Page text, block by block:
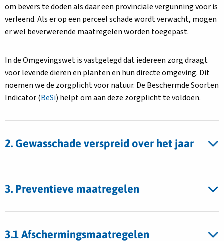
om bevers te doden als daar een provinciale vergunning voor is
verleend. Als er op een perceel schade wordt verwacht, mogen
er wel beverwerende maatregelen worden toegepast.
In de Omgevingswet is vastgelegd dat iedereen zorg draagt
voor levende dieren en planten en hun directe omgeving. Dit
noemen we de zorgplicht voor natuur. De Beschermde Soorten
Indicator (BeSi) helpt om aan deze zorgplicht te voldoen.
2. Gewasschade verspreid over het jaar
3. Preventieve maatregelen
3.1 Afschermingsmaatregelen